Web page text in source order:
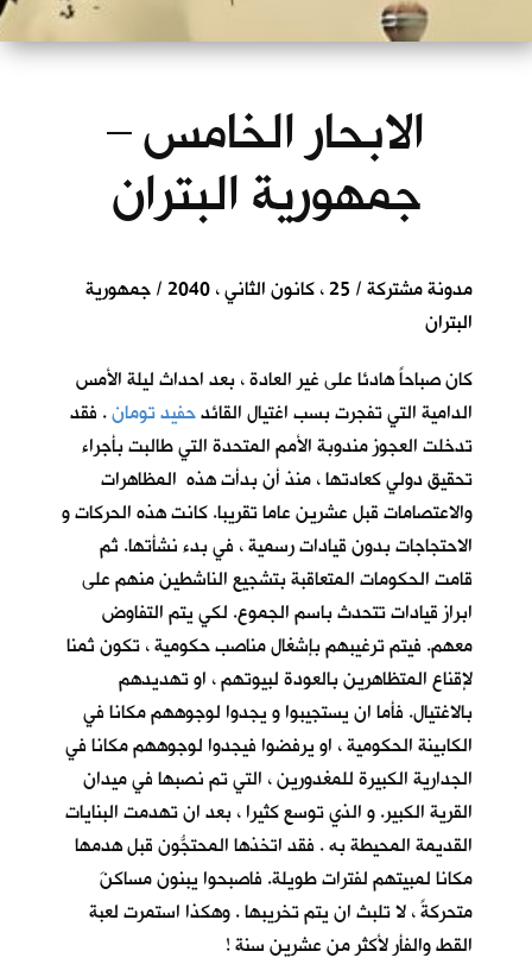
الابحار الخامس –
جمهورية البتران
مدونة مشتركة / 25 ، كانون الثاني ، 2040 / جمهورية
البتران
كان صباحاً هادئا على غير العادة ، بعد احداث ليلة الأمس
الدامية التي تفجرت بسب اغتيال القائدحفيد تومان. فقد
تدخلت العجوز مندوبة الأمم المتحدة التي طالبت بأجراء
تحقيق دولي كعادتها ، منذ أن بدأت هذه المظاهرات
والاعتصامات قبل عشرين عاما تقريبا. كانت هذه الحركات و
الاحتجاجات بدون قيادات رسمية ، في بدء نشأتها. ثم
قامت الحكومات المتعاقبة بتشجيع الناشطين منهم على
ابراز قيادات تتحدث باسم الجموع. لكي يتم التفاوض
معهم. فيتم ترغيبهم بإشغال مناصب حكومية ، تكون ثمنا
لإقناع المتظاهرين بالعودة لبيوتهم ، او تهديدهم
بالاغتيال. فأما ان يستجيبوا و يجدوا لوجوههم مكانا في
الكابينة الحكومية ، او يرفضوا فيجدوا لوجوههم مكانا في
الجدارية الكبيرة للمغدورين ، التي تم نصبها في ميدان
القرية الكبير. و الذي توسع كثيرا ، بعد ان تهدمت البنايات
القديمة المحيطة به . فقد اتخذها المحتجُّون قبل هدمها
مكانا لمبيتهم لفترات طويلة. فاصبحوا يبنون مساكنَ
متحركةً ، لا تلبث ان يتم تخريبها . وهكذا استمرت لعبة
القط والفأر لأكثر من عشرين سنة !